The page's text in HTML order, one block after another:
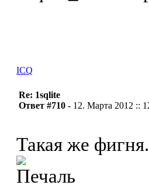
ICQ
Re: 1sqlite
Ответ #710 - 12. Марта 2012 ::
Такая же